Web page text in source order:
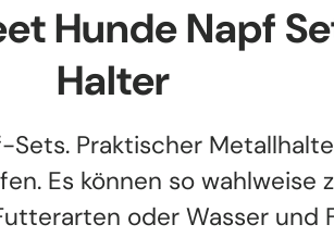
Hunde Napf
Halter
Praktischer
Es können so wahlweise
oder Wasser und